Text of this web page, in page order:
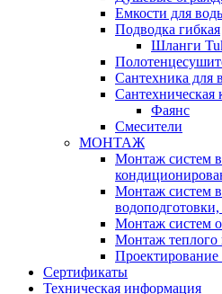
Емкости для
Подводка гибкая
Шланги
Сантехника для
Сантехническая
Фаянс
Смесители
МОНТАЖ
Монтаж систем
Монтаж систем
Монтаж систем
Монтаж теплого
Сертификаты
Техническая информация